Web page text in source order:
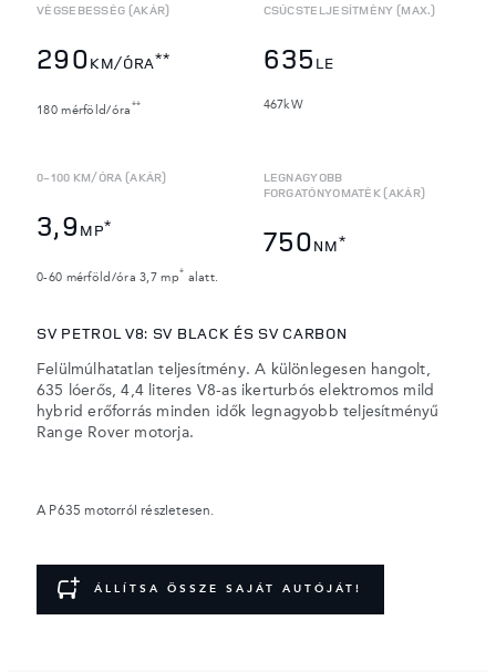
VÉGSEBESSÉG (AKÁR)
290KM/ÓRA**
180 mérföld/óra **
CSÚCSTELJESÍTMÉNY (MAX.)
635 LE
467kW
0-100 KM/ÓRA (AKÁR)
3,9MP*
0-60 mérföld/óra 3,7 mp* alatt.
LEGNAGYOBB
FORGATÓNYOMATÉK (AKÁR)
750NM*
SV PETROL V8: SV BLACK ÉS SV CARBON
Felülmúlhatatlan teljesítmény. A különlegesen hangolt,
635 lóerős, 4,4 literes V8-as ikerturbós elektromos mild
hybrid erőforrás minden idők legnagyobb teljesítményű
Range Rover motorja.
A P635 motorról részletesen.
ÁLLÍTSA ÖSSZE SAJÁT AUTÓJÁT!